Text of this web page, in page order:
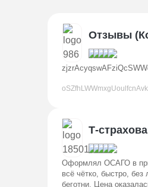
Отзывы
Т-
Оформлял ОСАГО в
всё чётко, быстро, без
беготни. Цена